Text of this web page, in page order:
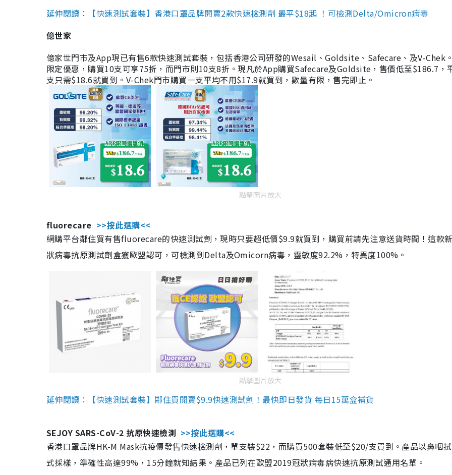
延伸閱讀：【快速測試套裝】香港口罩品牌開賣2款快速檢測劑 最平$18起 ！可檢測Delta/Omicron病毒
億世家
億家世門市及App現已有售6款快速測試套裝，包括香港公司研發的Wesail、Goldsite、Safecare、及V-Chek
限定優惠，購買10支可享75折，而門市則10支8折。現凡於App購買Safecare及Goldsite，售價低至$186.7，
支只需$18.6就買到。V-Chek門市購買一支平均不用$17.9就買到，數量有限，售完即止。
點擊圖片放大
fluorecare >>按此選購<<
網購平台鄰住買有售fluorecare的快速測試劑，現時只要超低價$9.9就買到，購買前請先注意送貨時間！這款
狀病毒抗原測試劑盒獲歐盟認可，可檢測到Delta及Omicorn病毒，靈敏度92.2%，特異度100%。
點擊圖片放大
延伸閱讀：【快速測試套裝】鄰住買開賣$9.9快速測試劑！最快即日發貨 每日15萬盒補貨
SEJOY SARS-CoV-2 抗原快速檢測 >>按此選購<<
香港口罩品牌HK-M Mask抗疫價發售快速檢測劑，單支裝$22，而購買500套裝低至$20/支買到。產品以鼻咽
式採樣，準確性高達99%，15分鐘就知結果。產品已列在歐盟2019冠狀病毒病快速抗原測試通用名單。